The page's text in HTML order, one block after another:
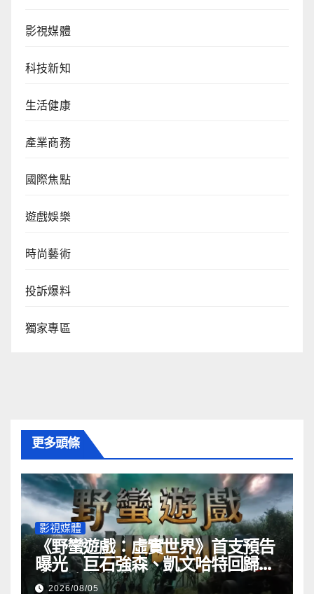
影視媒體
科技新知
生活健康
產業商務
國際焦點
遊戲娛樂
時尚藝術
投訴爆料
獨家專區
更多頭條
影視媒體
《野蠻遊戲：虛實世界》首支預告
曝光 巨石強森、凱文哈特回歸終
章，這次換叢林闖進現實
2026/08/05